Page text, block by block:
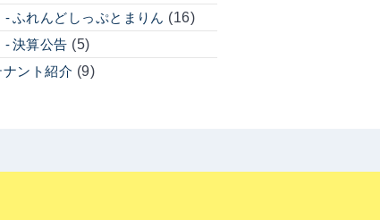
ふれんどしっぷとまりん (16)
決算公告 (5)
ナント紹介 (9)